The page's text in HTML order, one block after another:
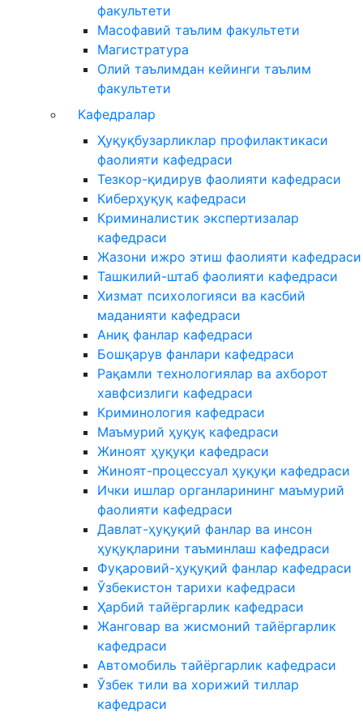
факультети
Масофавий таълим факультети
Магистратура
Олий таълимдан кейинги таълим
факультети
Кафедралар
Ҳуқуқбузарликлар профилактикаси
фаолияти кафедраси
Тезкор-қидирув фаолияти кафедраси
Киберҳуқуқ кафедраси
Криминалистик экспертизалар
кафедраси
Жазони ижро этиш фаолияти кафедраси
Ташкилий-штаб фаолияти кафедраси
Хизмат психологияси ва касбий
маданияти кафедраси
Аниқ фанлар кафедраси
Бошқарув фанлари кафедраси
Рақамли технологиялар ва ахборот
хавфсизлиги кафедраси
Криминология кафедраси
Маъмурий ҳуқуқ кафедраси
Жиноят ҳуқуқи кафедраси
Жиноят-процессуал ҳуқуқи кафедраси
Ички ишлар органларининг маъмурий
фаолияти кафедраси
Давлат-ҳуқуқий фанлар ва инсон
ҳуқуқларини таъминлаш кафедраси
Фуқаровий-ҳуқуқий фанлар кафедраси
Ўзбекистон тарихи кафедраси
Ҳарбий тайёргарлик кафедраси
Жанговар ва жисмоний тайёргарлик
кафедраси
Автомобиль тайёргарлик кафедраси
Ўзбек тили ва хорижий тиллар
кафедраси